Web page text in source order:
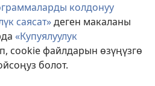
колдонуу
саясат»деген макаланы
«Купуялуулук
cookie файлдарын өзүңүзгө
болот.
and Tract Society of Pennsylvania.
САЯСАТЫ